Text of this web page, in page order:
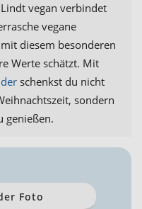
vegan verbindet
vegane
diesem besonderen
Werte schätzt. Mit
schenkst du nicht
sondern
genießen.
Foto